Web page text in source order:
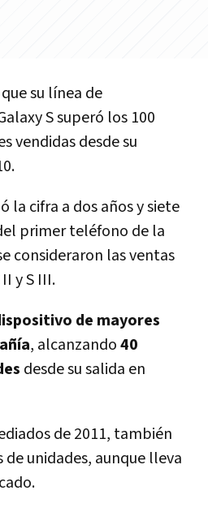
su línea de
S superó los 100
vendidas desde su
la cifra a dos años y siete
primer teléfono de la
consideraron las ventas
y S III.
de mayores
, alcanzando40
desde su salida en
de 2011, también
unidades, aunque lleva